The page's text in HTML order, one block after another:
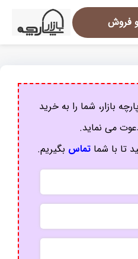
فروش
بازار، شما را به خرید
می نماید.
تا با شماتماس بگیریم.